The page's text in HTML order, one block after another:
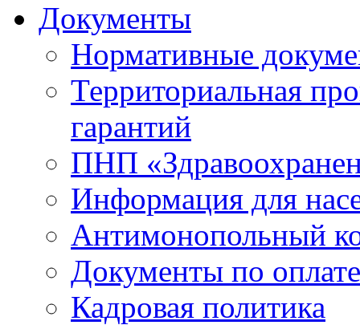
Документы
Нормативные
Территориальная
гарантий
ПНП
Информация для
Антимонопольный
Документы по
Кадровая политика